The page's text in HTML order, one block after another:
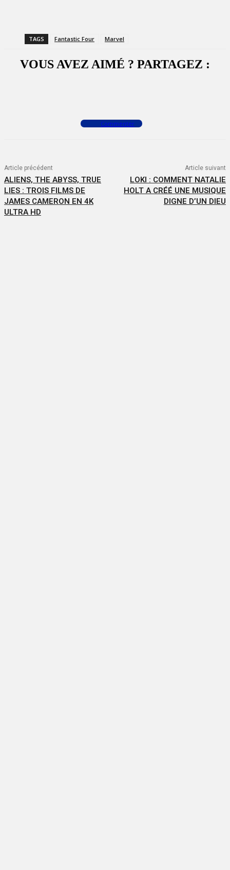
TAGS Fantastic Four Marvel
VOUS AVEZ AIMÉ ? PARTAGEZ :
Commenter
Article précédent
ALIENS, THE ABYSS, TRUE
LIES : TROIS FILMS DE
JAMES CAMERON EN 4K
ULTRA HD
Article suivant
LOKI : COMMENT NATALIE
HOLT A CRÉÉ UNE MUSIQUE
DIGNE D’UN DIEU